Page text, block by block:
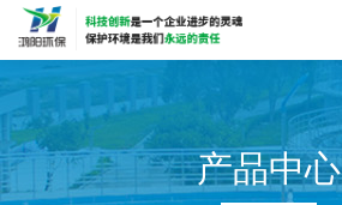
918博天堂
产品中心